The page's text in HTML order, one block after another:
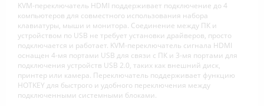
KVM-переключатель HDMI поддерживает подключение до 4
компьютеров для совместного использования набора
клавиатуры, мыши и монитора. Соединение между ПК и
устройством по USB не требует установки драйверов, просто
подключается и работает. KVM-переключатель сигнала HDMI
оснащен 4-мя портами USB для связи с ПК и 3-мя портами для
подключения устройств USB 2.0, таких как внешний диск,
принтер или камера. Переключатель поддерживает функцию
HOTKEY для быстрого и удобного переключения между
подключенными системными блоками.